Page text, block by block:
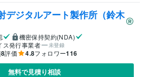
デジタルアート製作所（鈴木
機密保持契約(NDA)
ス発行事業者
未登録
8評価 4.8フォロワー116
無料で見積り相談